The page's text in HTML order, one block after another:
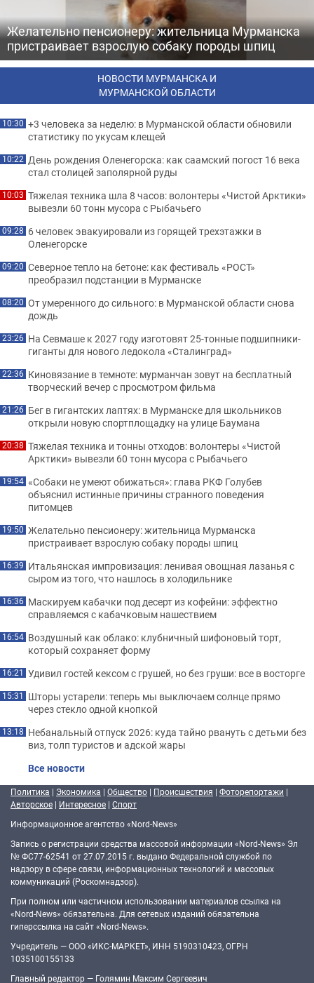
Желательно пенсионеру: жительница Мурманска
пристраивает взрослую собаку породы шпиц
НОВОСТИ МУРМАНСКА И
МУРМАНСКОЙ ОБЛАСТИ
10:30 +3 человека за неделю: в Мурманской области обновили
статистику по укусам клещей
10:22 День рождения Оленегорска: как саамский погост 16 века
стал столицей заполярной руды
10:03 Тяжелая техника шла 8 часов: волонтеры «Чистой Арктики»
вывезли 60 тонн мусора с Рыбачьего
09:28 6 человек эвакуировали из горящей трехэтажки в
Оленегорске
09:20 Северное тепло на бетоне: как фестиваль «РОСТ»
преобразил подстанции в Мурманске
08:20 От умеренного до сильного: в Мурманской области снова
дождь
23:26 На Севмаше к 2027 году изготовят 25-тонные подшипники-
гиганты для нового ледокола «Сталинград»
22:36 Киновязание в темноте: мурманчан зовут на бесплатный
творческий вечер с просмотром фильма
21:26 Бег в гигантских лаптях: в Мурманске для школьников
открыли новую спортплощадку на улице Баумана
20:38 Тяжелая техника и тонны отходов: волонтеры «Чистой
Арктики» вывезли 60 тонн мусора с Рыбачьего
19:54 «Собаки не умеют обижаться»: глава РКФ Голубев
объяснил истинные причины странного поведения
питомцев
19:50 Желательно пенсионеру: жительница Мурманска
пристраивает взрослую собаку породы шпиц
16:39 Итальянская импровизация: ленивая овощная лазанья с
сыром из того, что нашлось в холодильнике
16:36 Маскируем кабачки под десерт из кофейни: эффектно
справляемся с кабачковым нашествием
16:54 Воздушный как облако: клубничный шифоновый торт,
который сохраняет форму
16:21 Удивил гостей кексом с грушей, но без груши: все в восторге
15:31 Шторы устарели: теперь мы выключаем солнце прямо
через стекло одной кнопкой
13:18 Небанальный отпуск 2026: куда тайно рвануть с детьми без
виз, толп туристов и адской жары
Все новости
Политика | Экономика | Общество | Происшествия | Фоторепортажи |
Авторское | Интересное | Спорт
Информационное агентство «Nord-News»
Запись о регистрации средства массовой информации «Nord-News» Эл
№ ФС77-62541 от 27.07.2015 г. выдано Федеральной службой по
надзору в сфере связи, информационных технологий и массовых
коммуникаций (Роскомнадзор).
При полном или частичном использовании материалов ссылка на
«Nord-News» обязательна. Для сетевых изданий обязательна
гиперссылка на сайт «Nord-News».
Учредитель — ООО «ИКС-МАРКЕТ», ИНН 5190310423, ОГРН
1035100155133
Главный редактор — Голямин Максим Сергеевич